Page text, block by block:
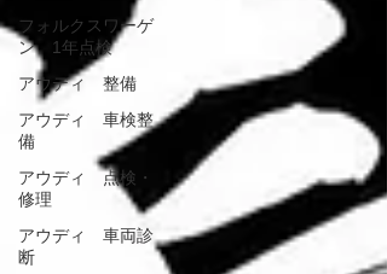
フォルクスワーゲ
ン 1年点検
アウディ 整備
アウディ 車検整
備
アウディ 点検・
修理
アウディ 車両診
断